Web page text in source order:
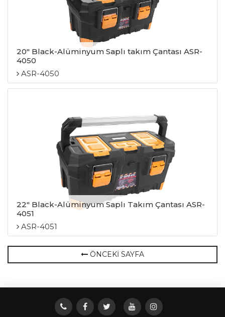
20″ Black-Alüminyum Saplı takım Çantası ASR-
4050
ASR-4050
22″ Black-Alüminyum Saplı Takım Çantası ASR-
4051
ASR-4051
ÖNCEKİ SAYFA